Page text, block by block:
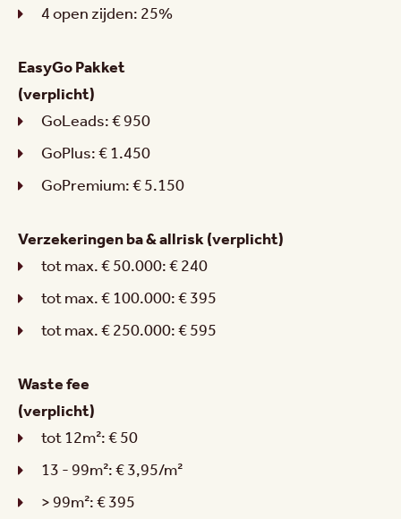
4 open zijden: 25%
EasyGo Pakket
(verplicht)
GoLeads: € 950
GoPlus: € 1.450
GoPremium: € 5.150
Verzekeringen ba & allrisk (verplicht)
tot max. € 50.000: € 240
tot max. € 100.000: € 395
tot max. € 250.000: € 595
Waste fee
(verplicht)
tot 12m²: € 50
13 - 99m²: € 3,95/m²
> 99m²: € 395